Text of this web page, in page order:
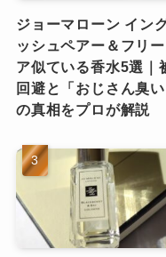
ジョーマローン イン
ッシュペアー＆フリ
ア似ている香水5選｜
回避と「おじさん臭い
の真相をプロが解説